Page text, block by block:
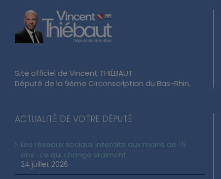
Site officiel de Vincent THIÉBAUT
Les réseaux sociaux interdits aux moins de 15
ans : ce qui change vraiment
24 juillet 2026